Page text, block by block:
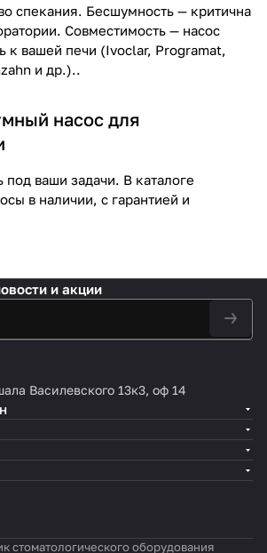
спекания. Бесшумность — критична
Совместимость — насос
к вашей печи (Ivoclar, Programat,
и др.)..
насос для
ваши задачи. В каталоге
в наличии, с гарантией и
и акции
Василевского 13к3, оф 14
стоматологического оборудования